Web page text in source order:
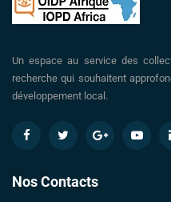
Un espace au service des
recherche qui souhaitent
développement local.
Nos Contacts